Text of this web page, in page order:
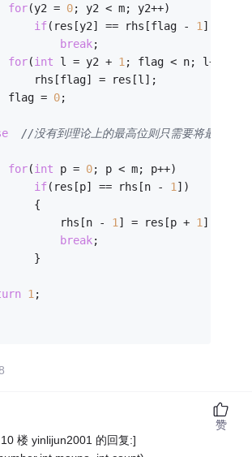
for(y2 = 0; y2 < m; y2++)
if(res[y2] == rhs[flag - 1 ])
break;
for(int l = y2 + 1 ; flag < n; l++,
			rhs[flag] = res[l];
		flag =
0;
//没有到理论上的最高位则只需要将最后一个
for(int p = 0; p < m; p++)
if(res[p] == rhs[n - 1 ])
			{
				rhs[n -
1 ] = res[p + 1 ];
break;
			}
1 ;
楼 yinlijun2001 的回复:]
赞